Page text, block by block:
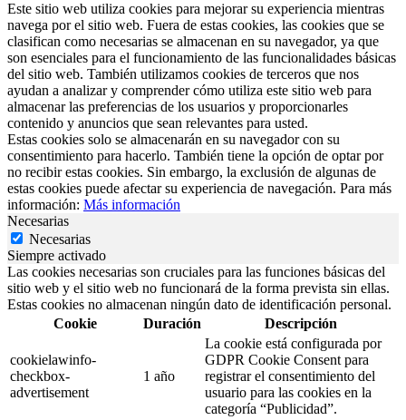
Este sitio web utiliza cookies para mejorar su experiencia mientras
navega por el sitio web. Fuera de estas cookies, las cookies que se
clasifican como necesarias se almacenan en su navegador, ya que
son esenciales para el funcionamiento de las funcionalidades básicas
del sitio web. También utilizamos cookies de terceros que nos
ayudan a analizar y comprender cómo utiliza este sitio web para
almacenar las preferencias de los usuarios y proporcionarles
contenido y anuncios que sean relevantes para usted.
Estas cookies solo se almacenarán en su navegador con su
consentimiento para hacerlo. También tiene la opción de optar por
no recibir estas cookies. Sin embargo, la exclusión de algunas de
estas cookies puede afectar su experiencia de navegación. Para más
información: Más información
Necesarias
Necesarias
Siempre activado
Las cookies necesarias son cruciales para las funciones básicas del
sitio web y el sitio web no funcionará de la forma prevista sin ellas.
Estas cookies no almacenan ningún dato de identificación personal.
Cookie
Duración Descripción
cookielawinfo-
checkbox-
advertisement
1 año
La cookie está configurada por
GDPR Cookie Consent para
registrar el consentimiento del
usuario para las cookies en la
categoría “Publicidad”.